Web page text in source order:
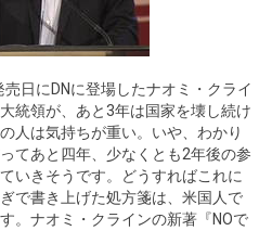
日にDNに登場したナオミ・クライ
統領が、あと3年は国家を壊し続け
人は気持ちが重い。いや、わかり
てあと四年、少なくとも2年後の参
いきそうです。どうすればこれに
で書き上げた処方箋は、米国人で
。ナオミ・クラインの新著『NOで